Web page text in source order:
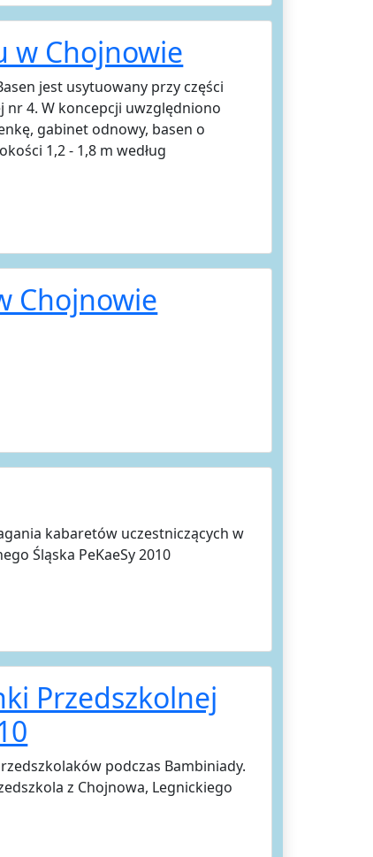
w Chojnowie
jest usytuowany przy części
nr 4. W koncepcji uwzględniono
gabinet odnowy, basen o
1,2 - 1,8 m według
Chojnowie
kabaretów uczestniczących w
Śląska PeKaeSy 2010
Przedszkolnej
podczas Bambiniady.
z Chojnowa, Legnickiego